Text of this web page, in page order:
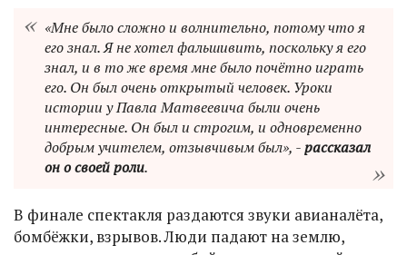
«Мне было сложно и волнительно, потому что я
его знал. Я не хотел фальшивить, поскольку я его
знал, и в то же время мне было почётно играть
его. Он был очень открытый человек. Уроки
истории у Павла Матвеевича были очень
интересные. Он был и строгим, и одновременно
добрым учителем, отзывчивым был», -рассказал
он о своей роли.
В финале спектакля раздаются звуки авианалёта,
бомбёжки, взрывов. Люди падают на землю,